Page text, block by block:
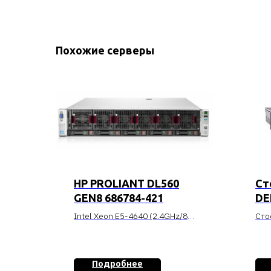
Похожие серверы
HP PROLIANT DL560
GEN8 686784-421
Intel Xeon E5-4640 (2.4GHz/8-
1600) Registered DIMMS, HP
Подробнее